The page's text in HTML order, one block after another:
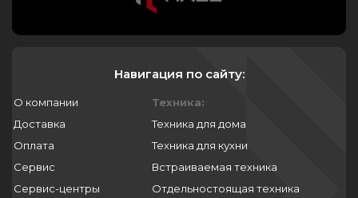
Навигация по сайту:
О компании
Доставка
Оплата
Сервис
Сервис-центры
Техника:
Техника для дома
Техника для кухни
Встраиваемая техника
Отдельностоящая техника